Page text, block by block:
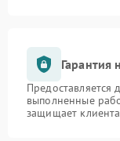
Гарантия
Предоставляется
выполненные
защищает